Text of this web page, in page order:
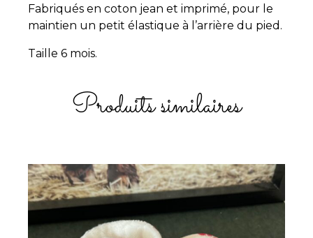
Fabriqués en coton jean et imprimé, pour le
maintien un petit élastique à l’arrière du pied.
Taille 6 mois.
Produits similaires